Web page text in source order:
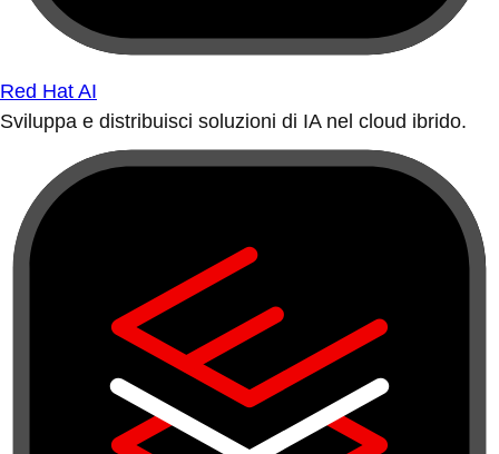
Red Hat AI
Sviluppa e distribuisci soluzioni di IA nel cloud ibrido.